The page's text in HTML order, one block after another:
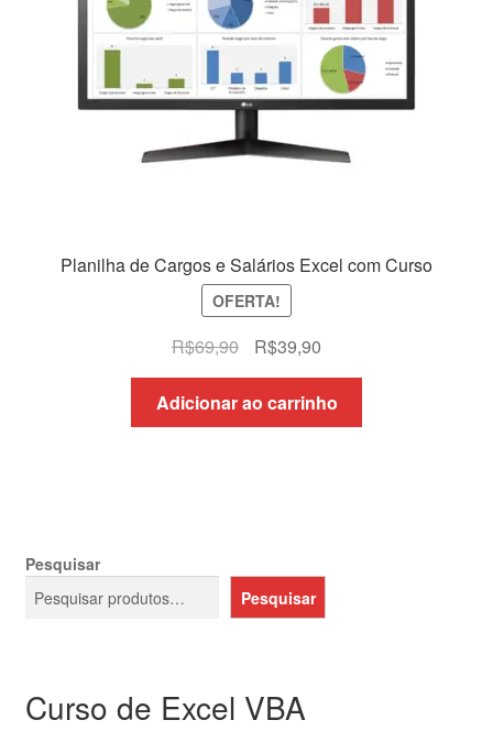
Planilha de Cargos e Salários Excel com Curso
OFERTA!
R$69,90
O
preço
original
era:
R$39,90O
preço
atual
é:
Adicionar ao carrinho
Pesquisar
Pesquisar
Curso de Excel VBA